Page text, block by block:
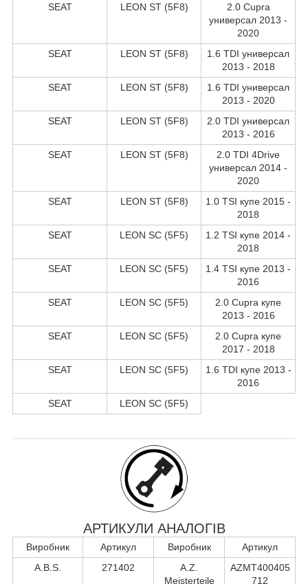
SEAT
LEON ST (5F8)
2.0 Cupra
универсал 2013 -
2020
SEAT
LEON ST (5F8)
1.6 TDI универсал
2013 - 2018
SEAT
LEON ST (5F8)
1.6 TDI универсал
2013 - 2020
SEAT
LEON ST (5F8)
2.0 TDI универсал
2013 - 2016
SEAT
LEON ST (5F8)
2.0 TDI 4Drive
универсал 2014 -
2020
SEAT
LEON ST (5F8)
1.0 TSI купе 2015 -
2018
SEAT
LEON SC (5F5)
1.2 TSI купе 2014 -
2018
SEAT
LEON SC (5F5)
1.4 TSI купе 2013 -
2016
SEAT
LEON SC (5F5)
2.0 Cupra купе
2013 - 2016
SEAT
LEON SC (5F5)
2.0 Cupra купе
2017 - 2018
SEAT
LEON SC (5F5)
1.6 TDI купе 2013 -
2016
SEAT
LEON SC (5F5)
АРТИКУЛИ АНАЛОГІВ
Виробник Артикул Виробник
Артикул
A.B.S.
271402
A.Z.
Meisterteile
AZMT400405
712